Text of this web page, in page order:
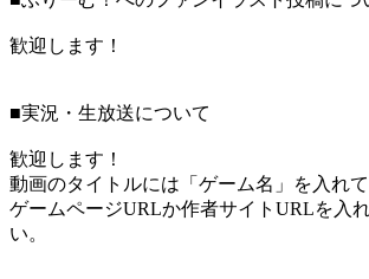
歓迎します！
■実況・生放送について
歓迎します！
動画のタイトルには「ゲーム名」を入れ
ゲームページURLか作者サイトURLを入
い。